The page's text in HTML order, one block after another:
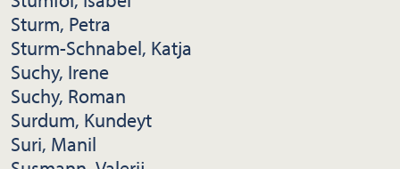
Sturm, Petra
Sturm-Schnabel, Katja
Suchy, Irene
Suchy, Roman
Surdum, Kundeyt
Suri, Manil